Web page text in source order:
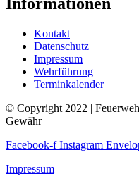
Kontakt
Datenschutz
Impressum
Wehrführung
Terminkalender
© Copyright 2022 |
Gewähr
Facebook-f Instagram
Impressum